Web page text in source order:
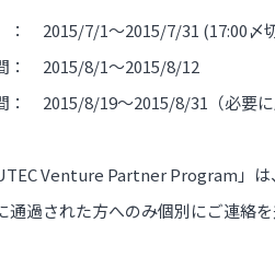
2015/7/1～2015/7/31 (17:00〆
： 2015/8/1～2015/8/12
： 2015/8/19～2015/8/31（必要に
Venture Partner Program」は
通過された方へのみ個別にご連絡